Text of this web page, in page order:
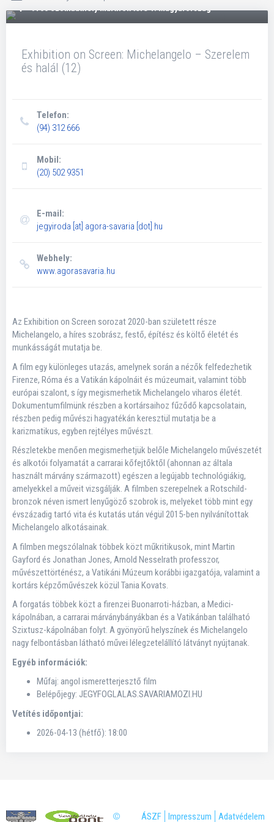
Exhibition on Screen: Michelangelo – Szerelem
és halál (12)
Telefon:
(94) 312 666
Mobil:
(20) 502 9351
E-mail:
jegyiroda [at] agora-savaria [dot] hu
Webhely:
www.agorasavaria.hu
Az Exhibition on Screen sorozat 2020-ban született része
Michelangelo, a híres szobrász, festő, építész és költő életét és
munkásságát mutatja be.
A film egy különleges utazás, amelynek során a nézők felfedezhetik
Firenze, Róma és a Vatikán kápolnáit és múzeumait, valamint több
európai szalont, s így megismerhetik Michelangelo viharos életét.
Dokumentumfilmünk részben a kortársaihoz fűződő kapcsolatain,
részben pedig művészi hagyatékán keresztül mutatja be a
karizmatikus, egyben rejtélyes művészt.
Részletekbe menően megismerhetjük belőle Michelangelo művészetét
és alkotói folyamatát a carrarai kőfejtőktől (ahonnan az általa
használt márvány származott) egészen a legújabb technológiákig,
amelyekkel a műveit vizsgálják. A filmben szerepelnek a Rotschild-
bronzok néven ismert lenyűgöző szobrok is, melyeket több mint egy
évszázadig tartó vita és kutatás után végül 2015-ben nyilvánítottak
Michelangelo alkotásainak.
A filmben megszólalnak többek közt műkritikusok, mint Martin
Gayford és Jonathan Jones, Arnold Nesselrath professzor,
művészettörténész, a Vatikáni Múzeum korábbi igazgatója, valamint a
kortárs képzőművészek közül Tania Kovats.
A forgatás többek közt a firenzei Buonarroti-házban, a Medici-
kápolnában, a carrarai márványbányákban és a Vatikánban található
Szixtusz-kápolnában folyt. A gyönyörű helyszínek és Michelangelo
nagy felbontásban látható művei lélegzetelállító látványt nyújtanak.
Egyéb információk:
Műfaj: angol ismeretterjesztő film
Belépőjegy: JEGYFOGLALAS.SAVARIAMOZI.HU
Vetítés időpontjai:
2026-04-13 (hétfő): 18:00
ÁSZF Impresszum Adatvédelem
©